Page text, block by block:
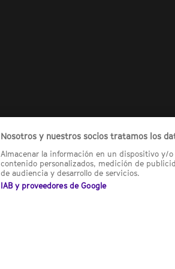
Nosotros y nuestros socios tratamos los
Almacenar la información en un dispositivo y/
contenido personalizados, medición de
de audiencia y desarrollo de servicios.
IAB y proveedores de Google